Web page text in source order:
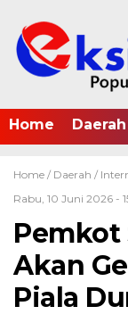
Home Daerah
Home / Daerah /
Rabu, 10 Juni 2026 -
Pemkot
Akan
Piala